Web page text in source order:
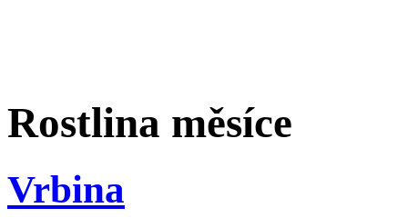
Rostlina měsíce
Vrbina